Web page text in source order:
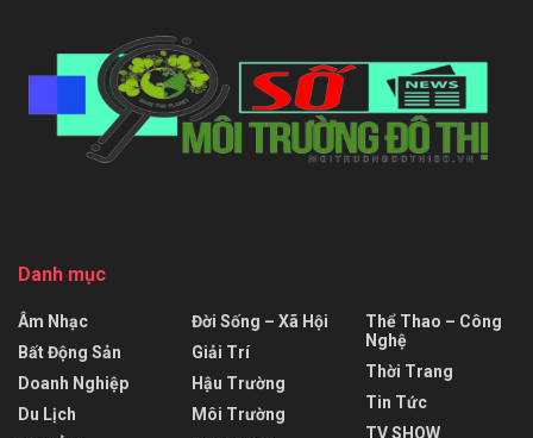
Danh mục
Âm Nhạc
Bất Động Sản
Doanh Nghiệp
Du Lịch
Đời Sống – Xã Hội
Giải Trí
Hậu Trường
Môi Trường
Thể Thao – Công
Nghệ
Thời Trang
Tin Tức
TV SHOW